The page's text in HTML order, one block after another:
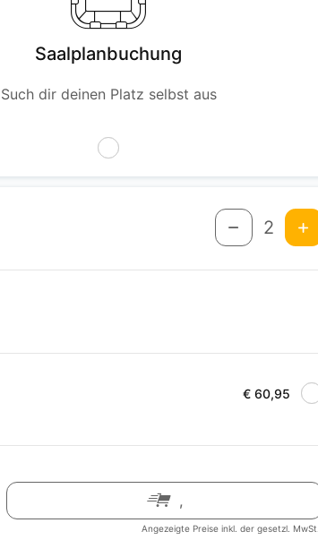
Saalplanbuchung
Such dir deinen Platz selbst aus
2
€ 60,95
,
Angezeigte Preise inkl. der gesetzl. MwSt.,